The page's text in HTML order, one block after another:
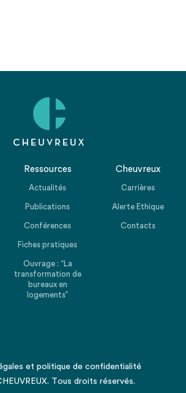
Ressources
Actualités
Publications
Conférences
Fiches pratiques
Ouvrage : “La
transformation de
bureaux en
logements”
Cheuvreux
Carrières
Alerte Ethique
Contacts
et politique de confidentialité
Tous droits réservés.